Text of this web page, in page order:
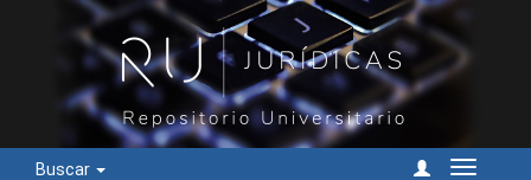
Buscar
Cambiar